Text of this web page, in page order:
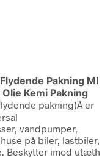
Pakning Ml
Olie Kemi Pakning
pakning)Â er
vandpumper,
på biler, lastbiler,
Beskytter imod utæth